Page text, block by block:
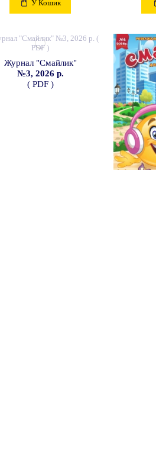
У Кошик
Журнал "Смайлик"
№3, 2026 р.
( PDF )